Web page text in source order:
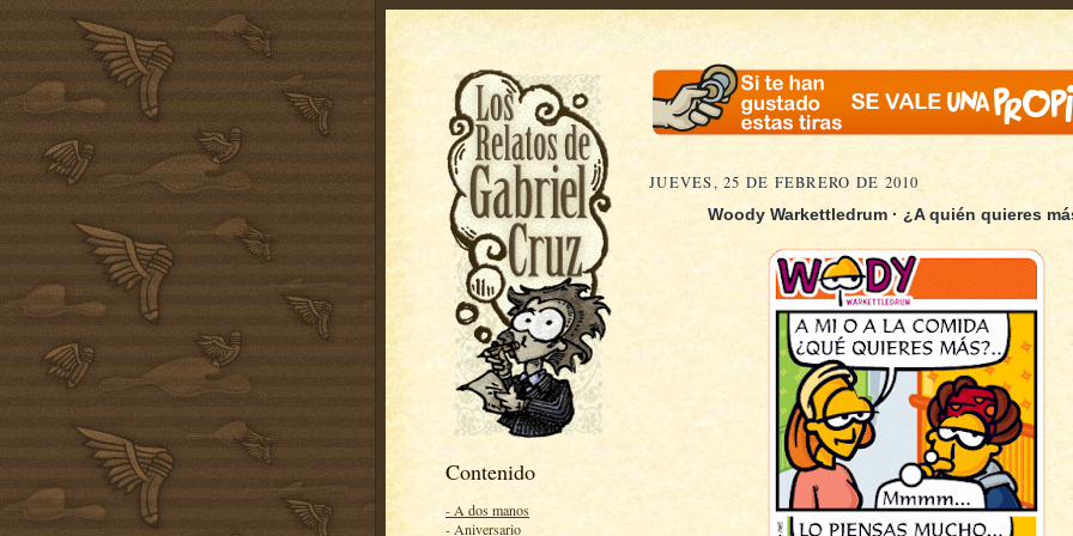
Contenido
- A dos manos
- Aniversario
JUEVES, 25 DE FEBRERO DE 2010
Woody Warkettledrum · ¿A quién quieres